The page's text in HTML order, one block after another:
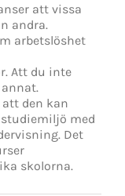
att vissa
andra.
arbetslöshet
Att du inte
den kan
med
Det
skolorna.